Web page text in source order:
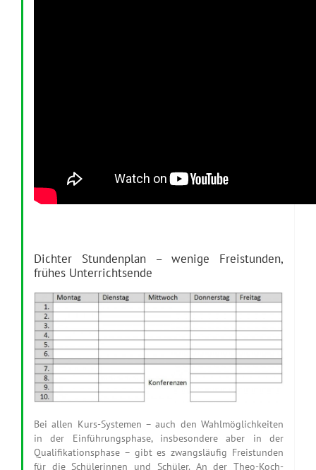
Dichter Stundenplan – wenige Freistunden,
frühes Unterrichtsende
Bei allen Kurs-Systemen – auch den Wahlmöglichkeiten
in der Einführungsphase, insbesondere aber in der
Qualifikationsphase – gibt es zwangsläufig Freistunden
für die Schülerinnen und Schüler. An der Theo-Koch-